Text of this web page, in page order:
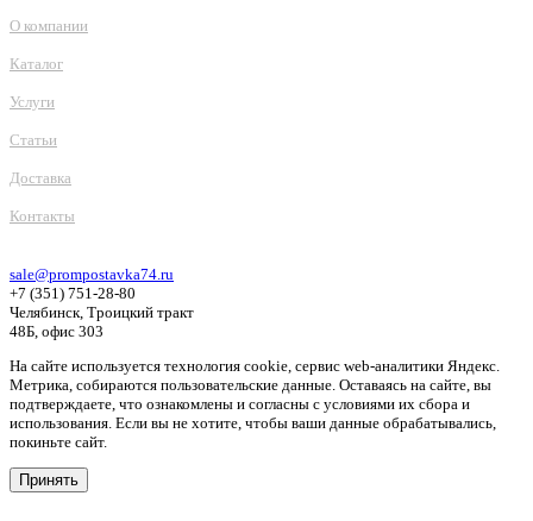
О компании
Каталог
Услуги
Статьи
Доставка
Контакты
sale@prompostavka74.ru
+7 (351) 751-28-80
Челябинск, Троицкий тракт
48Б, офис 303
На сайте используется технология cookie, сервис web-аналитики Яндекс.
Метрика, собираются пользовательские данные. Оставаясь на сайте, вы
подтверждаете, что ознакомлены и согласны с условиями их сбора и
использования. Если вы не хотите, чтобы ваши данные обрабатывались,
покиньте сайт.
Принять